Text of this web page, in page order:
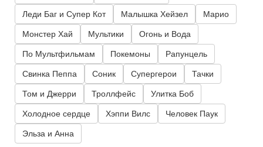
Леди Баг и Супер Кот Малышка Хейзел Марио
Монстер Хай Мультики Огонь и Вода
По Мультфильмам Покемоны Рапунцель
Свинка Пеппа Соник Супергерои Тачки
Том и Джерри Троллфейс Улитка Боб
Холодное сердце Хэппи Вилс Человек Паук
Эльза и Анна